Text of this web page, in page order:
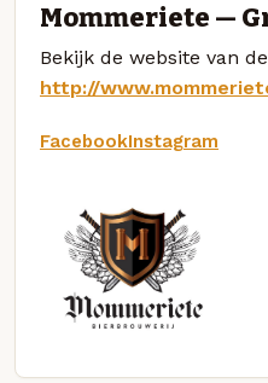
Mommeriete —
Bekijk de website van
http://
FacebookInstagram